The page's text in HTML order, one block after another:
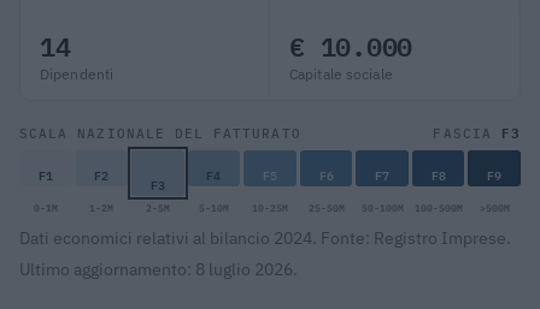
14
Dipendenti
€ 10.000
Capitale sociale
SCALA NAZIONALE DEL FATTURATO FASCIA F3
F1 F2 F3 F4 F5 F6 F7 F8 F9
0-1M 1-2M 2-5M 5-10M 10-25M 25-50M 50-100M 100-500M >500M
Dati economici relativi al bilancio 2024. Fonte: Registro Imprese.
Ultimo aggiornamento: 8 luglio 2026.